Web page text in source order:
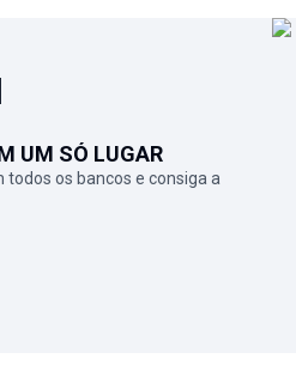
UM SÓ LUGAR
os bancos e consiga a